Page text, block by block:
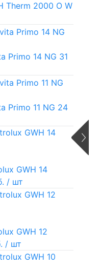
Therm 2000 O W
Primo 14 NG 31
Primo 11 NG 24
GWH 14
/ шт
GWH 12
/ шт